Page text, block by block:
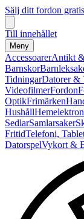
Sälj ditt fordon
Till innehållet
Meny
AccessoarerAntikt
Barnskor
TidningarDatorer &
VideofilmerFordon
OptikFrimärken
Hushåll
SedlarSamlarsaker
FritidTelefoni,
DatorspelVykort &